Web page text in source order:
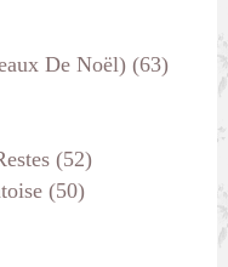
De Noël) (63)
(52)
(50)